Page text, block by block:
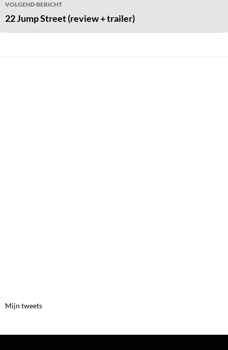
VOLGEND BERICHT
22 Jump Street (review + trailer)
Mijn tweets